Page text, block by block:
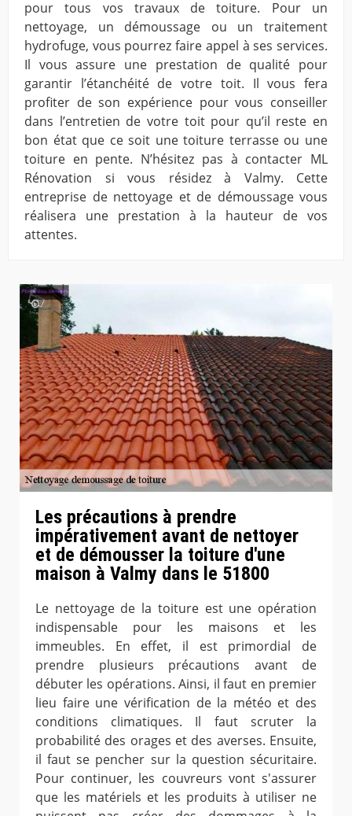
pour tous vos travaux de toiture. Pour un
nettoyage, un démoussage ou un traitement
hydrofuge, vous pourrez faire appel à ses services.
Il vous assure une prestation de qualité pour
garantir l’étanchéité de votre toit. Il vous fera
profiter de son expérience pour vous conseiller
dans l’entretien de votre toit pour qu’il reste en
bon état que ce soit une toiture terrasse ou une
toiture en pente. N’hésitez pas à contacter ML
Rénovation si vous résidez à Valmy. Cette
entreprise de nettoyage et de démoussage vous
réalisera une prestation à la hauteur de vos
attentes.
Les précautions à prendre
impérativement avant de nettoyer
et de démousser la toiture d'une
maison à Valmy dans le 51800
Le nettoyage de la toiture est une opération
indispensable pour les maisons et les
immeubles. En effet, il est primordial de
prendre plusieurs précautions avant de
débuter les opérations. Ainsi, il faut en premier
lieu faire une vérification de la météo et des
conditions climatiques. Il faut scruter la
probabilité des orages et des averses. Ensuite,
il faut se pencher sur la question sécuritaire.
Pour continuer, les couvreurs vont s'assurer
que les matériels et les produits à utiliser ne